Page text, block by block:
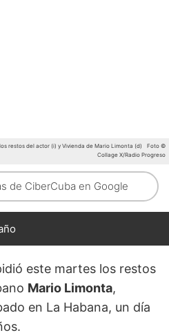
restos del actor (i) y Vivienda de Mario Limonta (d)
Foto ©
Collage X/Radio Progreso
de CiberCuba en Google
este martes los restos
Mario Limonta,
en La Habana, un día